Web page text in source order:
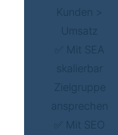
Kunden >
Umsatz
✅ Mit SEA
skalierbar
Zielgruppe
ansprechen
✅ Mit SEO